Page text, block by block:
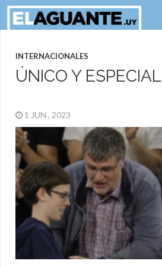
INTERNACIONALES
ÚNICO Y ESPECIAL
1 JUN , 2023